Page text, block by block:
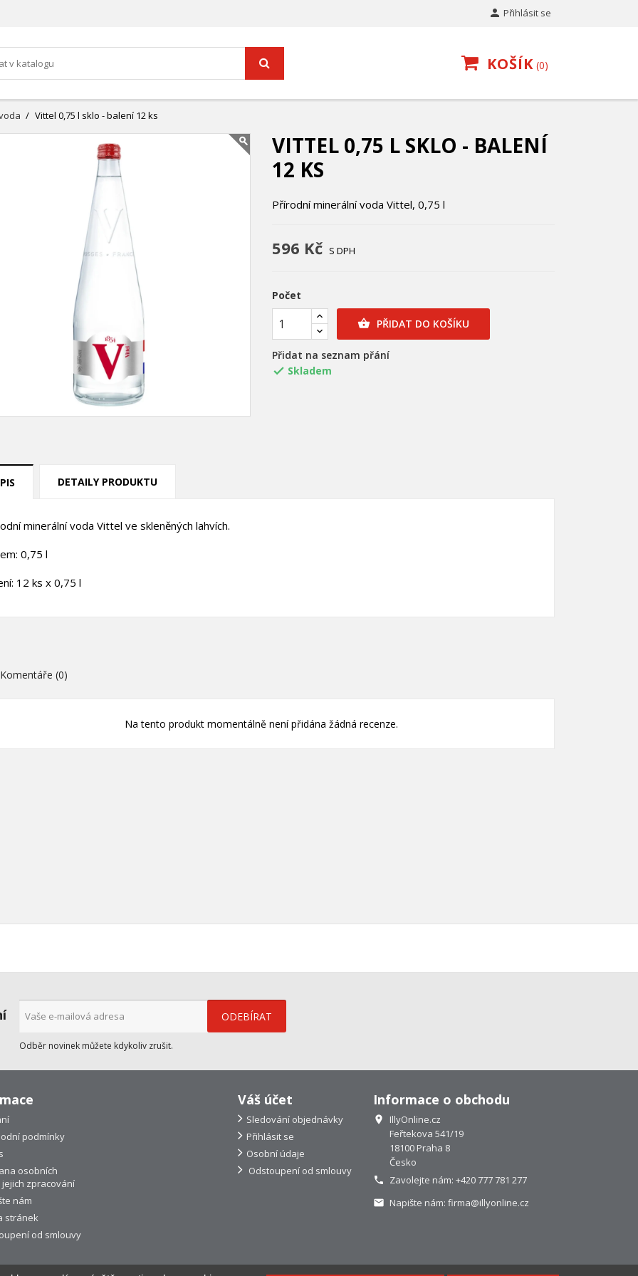
 Přihlásit se
KOŠÍK 0
Vittel 0,75 l sklo - balení 12 ks
VITTEL 0,75 L SKLO - BALENÍ
12 KS
Přírodní minerální voda Vittel, 0,75 l
596 Kč S DPH
Počet
 PŘIDAT DO KOŠÍKU
Přidat na seznam přání
 Skladem
DETAILY PRODUKTU
minerální voda Vittel ve skleněných lahvích.
0,75 l
12 ks x 0,75 l
(0)
Na tento produkt momentálně není přidána žádná recenze.
Odběr novinek můžete kdykoliv zrušit.
podmínky
osobních
zpracování
nám
stránek
od smlouvy
Váš účet
Sledování objednávky
Přihlásit se
Osobní údaje
Odstoupení od smlouvy
Informace o obchodu

IllyOnline.cz
Feřtekova 541/19
18100 Praha 8
Česko
 Zavolejte nám: +420 777 781 277
 Napište nám: firma@illyonline.cz
se